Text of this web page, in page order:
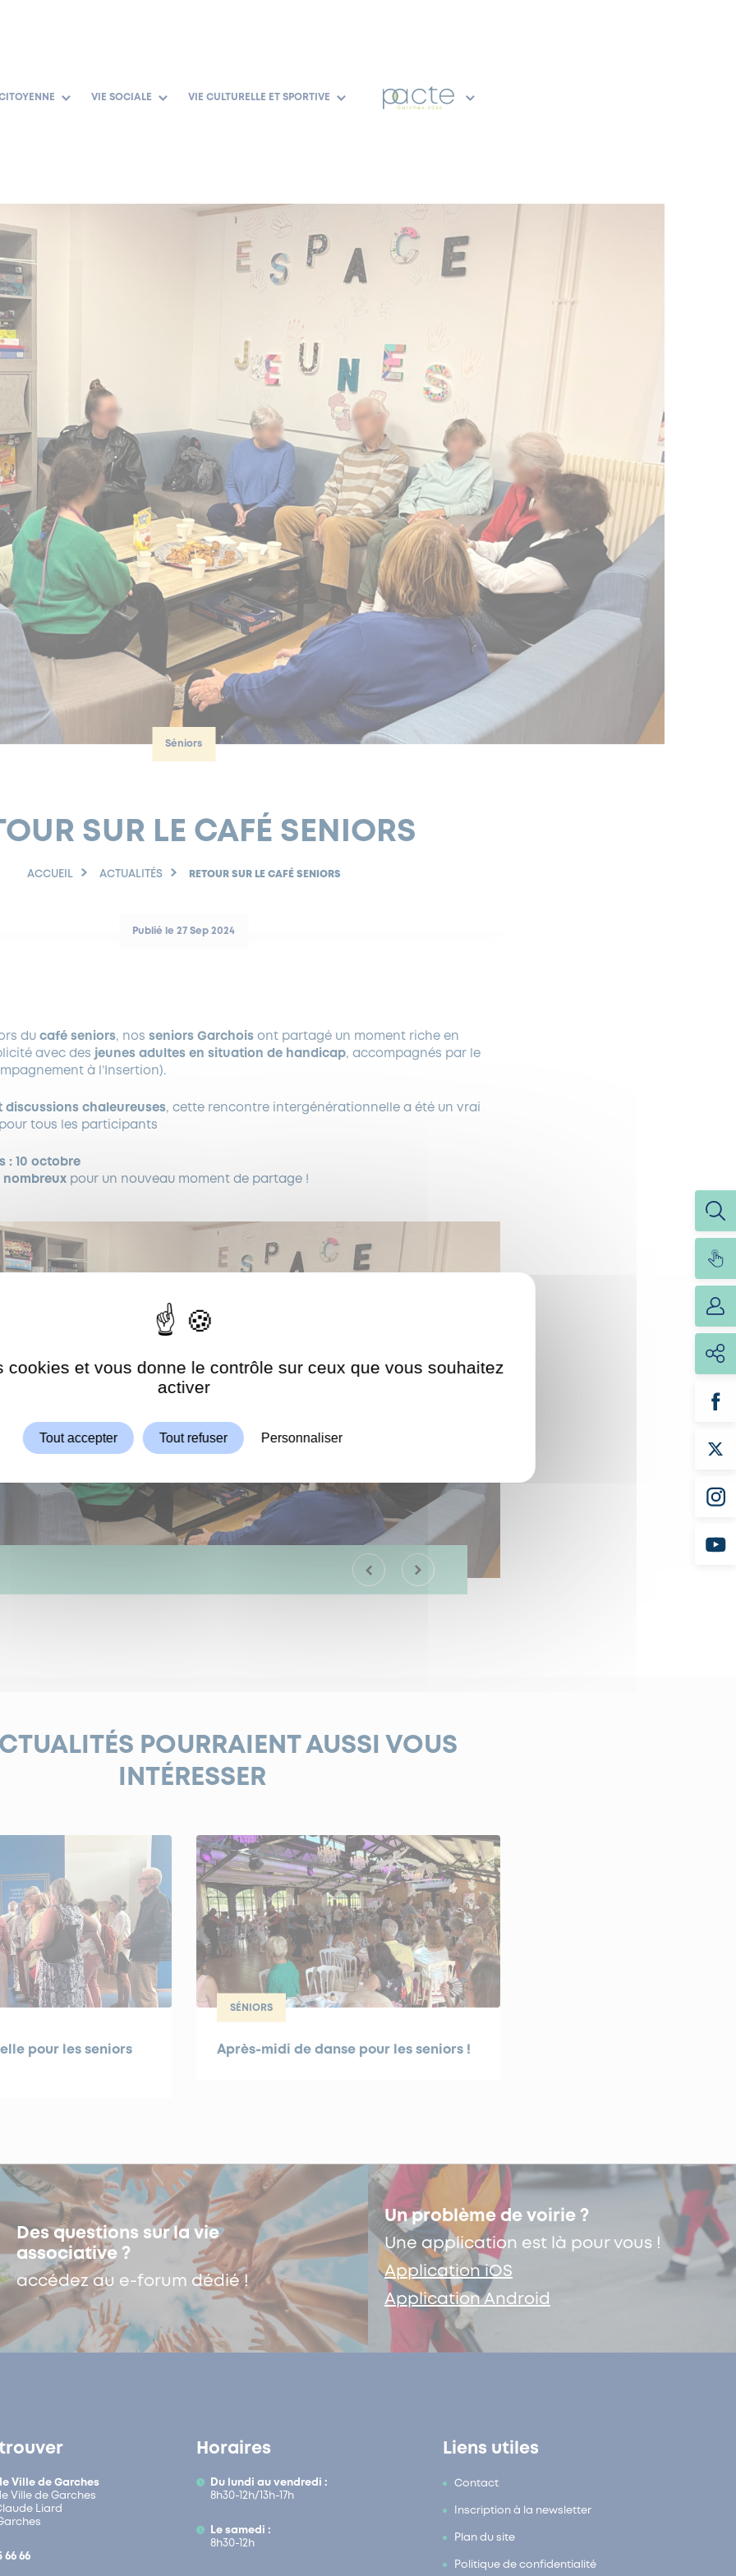
VIE SOCIALE VIE CULTURELLE ET SPORTIVE
Séniors
SUR LE CAFÉ SENIORS
ACCUEIL ACTUALITÉS RETOUR SUR LE CAFÉ SENIORS
Publié le 27 Sep 2024
ducafé seniors, nos seniors Garchoisont partagé un moment riche en
avec des
jeunes adultes en situation de handicap, accompagnés par le
à l’Insertion).
discussions chaleureuses, cette rencontre intergénérationnelle a été un vrai
tous les participants
: 10 octobre
nombreuxpour un nouveau moment de partage !
POURRAIENT AUSSI VOUS
INTÉRESSER
pour les seniors
SÉNIORS
Après-midi de danse pour les seniors !
Des questions sur la vie
associative ?
accédez au e-forum dédié !
Un problème de voirie ?
Une application est là pour vous !
Application iOS
Application Android
Ville de Garches
Ville de Garches
Liard
66 66
Horaires
Du lundi au vendredi :
8h30-12h/13h-17h
Le samedi :
8h30-12h
Liens utiles
Contact
Inscription à la newsletter
Plan du site
Politique de confidentialité
cookies et vous donne le contrôle sur ceux que vous souhaitez
activer
Tout accepter Tout refuser Personnaliser